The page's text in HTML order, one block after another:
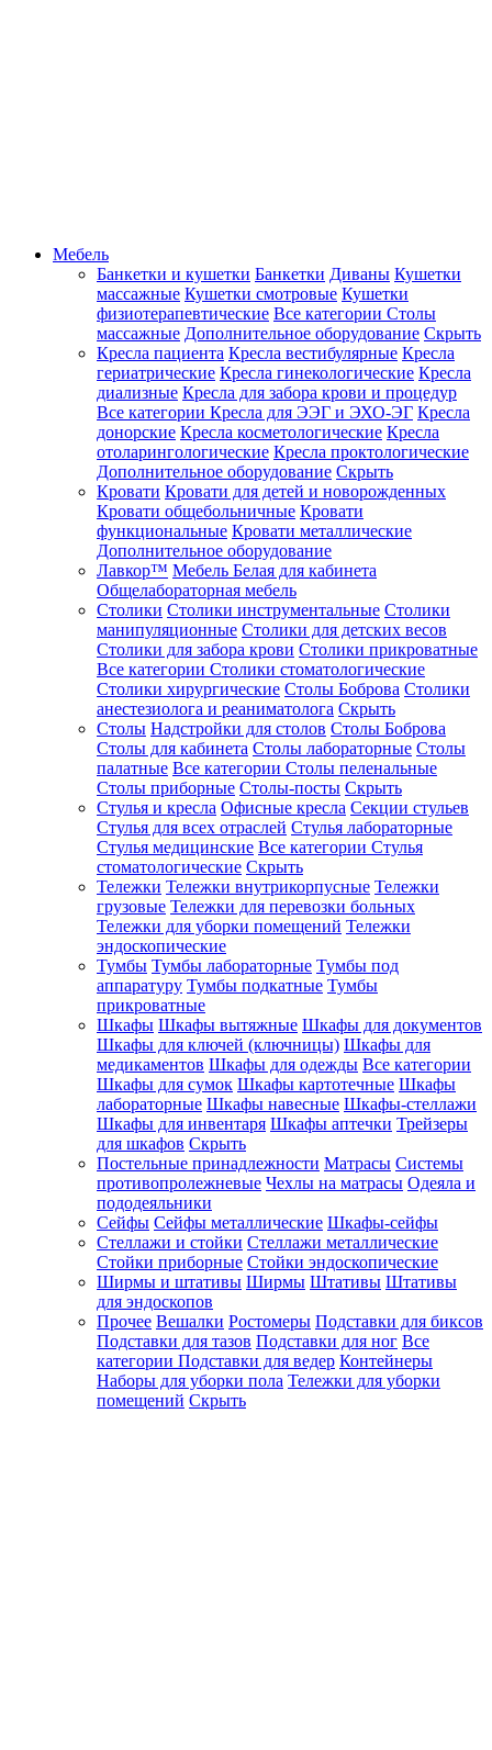
Мебель
Банкетки и кушетки Банкетки Диваны Кушетки
массажные Кушетки смотровые Кушетки
физиотерапевтические Все категории Столы
массажные Дополнительное оборудование Скрыть
Кресла пациента Кресла вестибулярные Кресла
гериатрические Кресла гинекологические Кресла
диализные Кресла для забора крови и процедур
Все категории Кресла для ЭЭГ и ЭХО-ЭГ Кресла
донорские Кресла косметологические Кресла
отоларингологические Кресла проктологические
Дополнительное оборудование Скрыть
Кровати Кровати для детей и новорожденных
Кровати общебольничные Кровати
функциональные Кровати металлические
Дополнительное оборудование
Лавкор™ Мебель Белая для кабинета
Общелабораторная мебель
Столики Столики инструментальные Столики
манипуляционные Столики для детских весов
Столики для забора крови Столики прикроватные
Все категории Столики стоматологические
Столики хирургические Столы Боброва Столики
анестезиолога и реаниматолога Скрыть
Столы Надстройки для столов Столы Боброва
Столы для кабинета Столы лабораторные Столы
палатные Все категории Столы пеленальные
Столы приборные Столы-посты Скрыть
Стулья и кресла Офисные кресла Секции стульев
Стулья для всех отраслей Стулья лабораторные
Стулья медицинские Все категории Стулья
стоматологические Скрыть
Тележки Тележки внутрикорпусные Тележки
грузовые Тележки для перевозки больных
Тележки для уборки помещений Тележки
эндоскопические
Тумбы Тумбы лабораторные Тумбы под
аппаратуру Тумбы подкатные Тумбы
прикроватные
Шкафы Шкафы вытяжные Шкафы для документов
Шкафы для ключей (ключницы) Шкафы для
медикаментов Шкафы для одежды Все категории
Шкафы для сумок Шкафы картотечные Шкафы
лабораторные Шкафы навесные Шкафы-стеллажи
Шкафы для инвентаря Шкафы аптечки Трейзеры
для шкафов Скрыть
Постельные принадлежности Матрасы Системы
противопролежневые Чехлы на матрасы Одеяла и
пододеяльники
Сейфы Сейфы металлические Шкафы-сейфы
Стеллажи и стойки Стеллажи металлические
Стойки приборные Стойки эндоскопические
Ширмы и штативы Ширмы Штативы Штативы
для эндоскопов
Прочее Вешалки Ростомеры Подставки для биксов
Подставки для тазов Подставки для ног Все
категории Подставки для ведер Контейнеры
Наборы для уборки пола Тележки для уборки
помещений Скрыть